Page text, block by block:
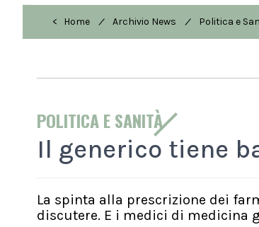
< Home / Archivio News / Politica e
POLITICA E SANITÀ
Il generico tiene
La spinta alla prescrizione dei
discutere. E i medici di medicina